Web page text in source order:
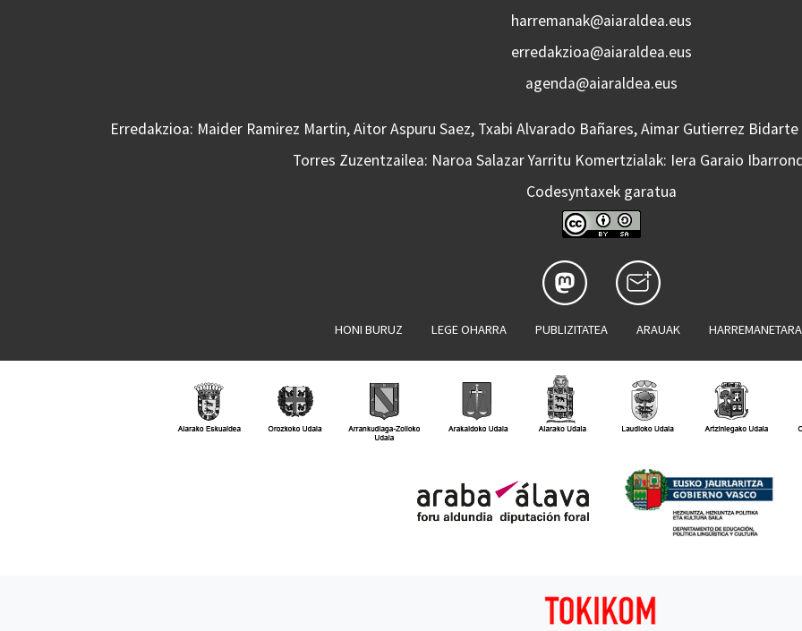
harremanak@aiaraldea.eus
erredakzioa@aiaraldea.eus
agenda@aiaraldea.eus
Erredakzioa: Maider Ramirez Martin, Aitor Aspuru Saez, Txabi Alvarado Bañares, Aimar Gutierrez
Torres Zuzentzailea: Naroa Salazar Yarritu Komertzialak: Iera Garaio
Codesyntaxek garatua
HONI BURUZ LEGE OHARRA PUBLIZITATEA ARAUAK